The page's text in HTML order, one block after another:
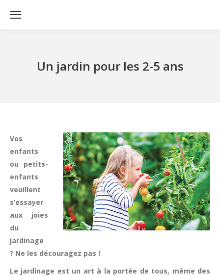
Un jardin pour les 2-5 ans
Vos
enfants
ou petits-
enfants
veuillent
s’essayer
aux joies
du
jardinage
? Ne les découragez pas !
Le jardinage est un art à la portée de tous, même des